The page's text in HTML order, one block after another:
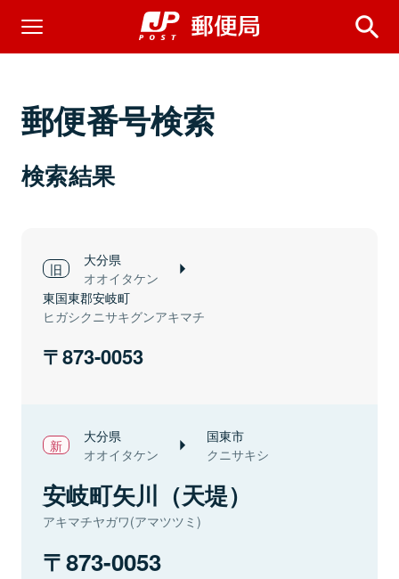
郵便番号検索
検索結果
大分県
オオイタケン
東国東郡安岐町
ヒガシクニサキグンアキマチ
873-0053
大分県
オオイタケン
国東市
クニサキシ
安岐町矢川（天堤）
アキマチヤガワ(アマツツミ)
873-0053